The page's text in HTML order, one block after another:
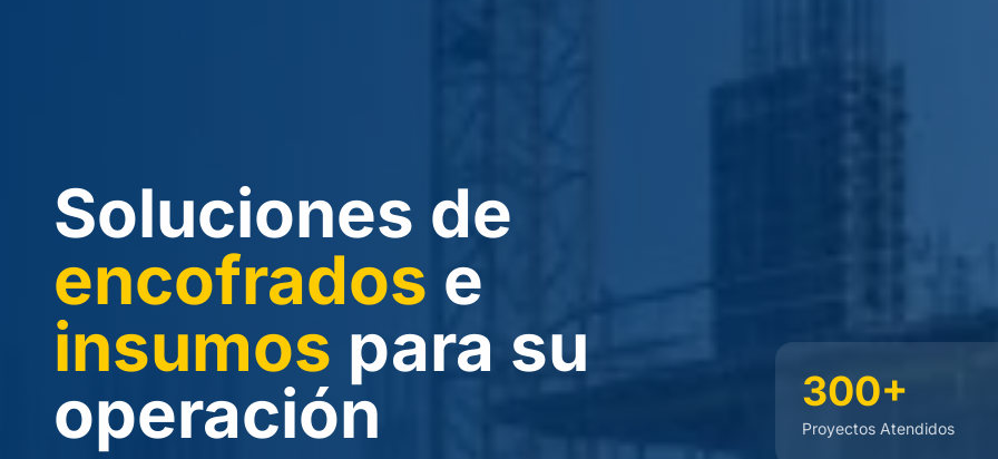
Soluciones de
encofrados e
insumos para su
operación
300+
Proyectos Atendidos